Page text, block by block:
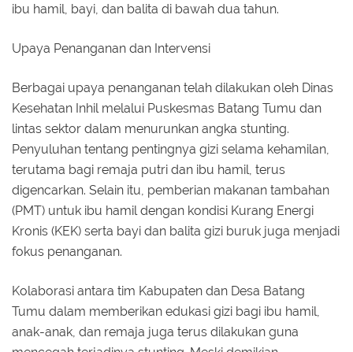
ibu hamil, bayi, dan balita di bawah dua tahun.
Upaya Penanganan dan Intervensi
Berbagai upaya penanganan telah dilakukan oleh Dinas
Kesehatan Inhil melalui Puskesmas Batang Tumu dan
lintas sektor dalam menurunkan angka stunting.
Penyuluhan tentang pentingnya gizi selama kehamilan,
terutama bagi remaja putri dan ibu hamil, terus
digencarkan. Selain itu, pemberian makanan tambahan
(PMT) untuk ibu hamil dengan kondisi Kurang Energi
Kronis (KEK) serta bayi dan balita gizi buruk juga menjadi
fokus penanganan.
Kolaborasi antara tim Kabupaten dan Desa Batang
Tumu dalam memberikan edukasi gizi bagi ibu hamil,
anak-anak, dan remaja juga terus dilakukan guna